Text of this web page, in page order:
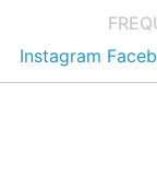
Instagram